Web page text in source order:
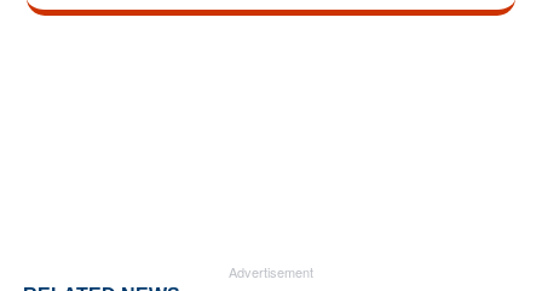
Advertisement